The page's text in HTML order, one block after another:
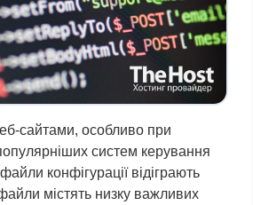
сайтами, особливо при
систем керування
конфігурації відіграють
містять низку важливих